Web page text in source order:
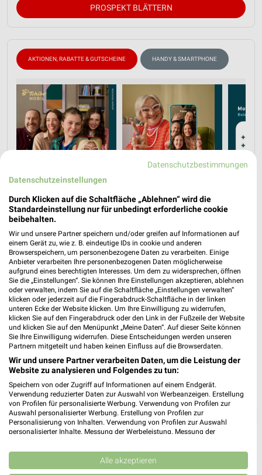
PROSPEKT BLÄTTERN
AKTIONEN, RABATTE & GUTSCHEINE HANDY & SMARTPHONE
Datenschutzbestimmungen
Datenschutzeinstellungen
Durch Klicken auf die Schaltfläche „Ablehnen“ wird die
Standardeinstellung nur für unbedingt erforderliche cookie
beibehalten.
Wir und unsere Partner speichern und/oder greifen auf Informationen auf
einem Gerät zu, wie z. B. eindeutige IDs in cookie und anderen
Browserspeichern, um personenbezogene Daten zu verarbeiten. Einige
Anbieter verarbeiten Ihre personenbezogenen Daten möglicherweise
aufgrund eines berechtigten Interesses. Um dem zu widersprechen, öffnen
Sie die „Einstellungen“. Sie können Ihre Einstellungen akzeptieren, ablehnen
oder verwalten, indem Sie auf die Schaltfläche „Einstellungen verwalten“
klicken oder jederzeit auf die Fingerabdruck-Schaltfläche in der linken
unteren Ecke der Website klicken. Um Ihre Einwilligung zu widerrufen,
klicken Sie auf den Fingerabdruck oder den Link in der Fußzeile der Website
und klicken Sie auf den Menüpunkt „Meine Daten“. Auf dieser Seite können
Sie Ihre Einwilligung widerrufen. Diese Entscheidungen werden unseren
Partnern mitgeteilt und haben keinen Einfluss auf die Browserdaten.
Wir und unsere Partner verarbeiten Daten, um die Leistung der
Website zu analysieren und Folgendes zu tun:
Speichern von oder Zugriff auf Informationen auf einem Endgerät.
Verwendung reduzierter Daten zur Auswahl von Werbeanzeigen. Erstellung
von Profilen für personalisierte Werbung. Verwendung von Profilen zur
Auswahl personalisierter Werbung. Erstellung von Profilen zur
Personalisierung von Inhalten. Verwendung von Profilen zur Auswahl
personalisierter Inhalte. Messung der Werbeleistung. Messung der
Kombinationen von Daten aus verschiedenen Quellen. Entwicklung und
Verbesserung der Angebote. Verwendung reduzierter Daten zur Auswahl
von Inhalten.
Alle akzeptieren